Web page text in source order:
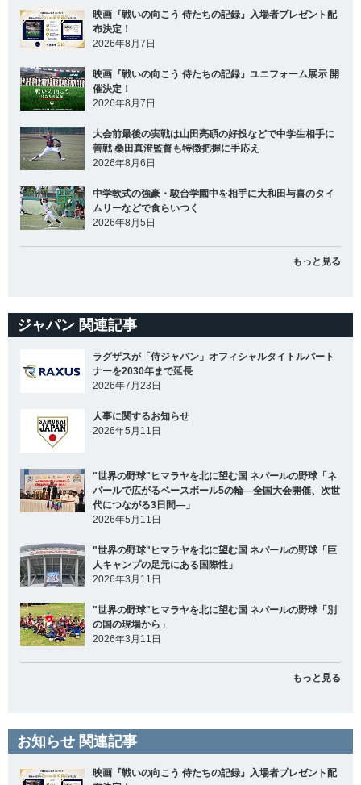
映画『戦いの向こう 侍たちの記録』入場者プレゼント配
布決定！
2026年8月7日
映画『戦いの向こう 侍たちの記録』ユニフォーム展示 開
催決定！
2026年8月7日
大会前最後の実戦は山田亮碩の好投などで中学生相手に
善戦 桑田真澄監督も特徴把握に手応え
2026年8月6日
中学軟式の強豪・駿台学園中を相手に大和田与喜のタイ
ムリーなどで食らいつく
2026年8月5日
もっと見る
ジャパン 関連記事
ラグザスが「侍ジャパン」オフィシャルタイトルパート
ナーを2030年まで延長
2026年7月23日
人事に関するお知らせ
2026年5月11日
"世界の野球"ヒマラヤを北に望む国 ネパールの野球「ネ
パールで広がるベースボール5の輪―全国大会開催、次世
代につながる3日間―」
2026年5月11日
"世界の野球"ヒマラヤを北に望む国 ネパールの野球「巨
人キャンプの足元にある国際性」
2026年3月11日
"世界の野球"ヒマラヤを北に望む国 ネパールの野球「別
の国の現場から」
2026年3月11日
もっと見る
お知らせ 関連記事
映画『戦いの向こう 侍たちの記録』入場者プレゼント配